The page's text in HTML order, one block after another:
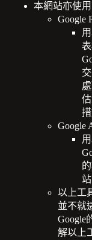
本網站亦使
Google
Google
以上工
並不就
Google
解以上